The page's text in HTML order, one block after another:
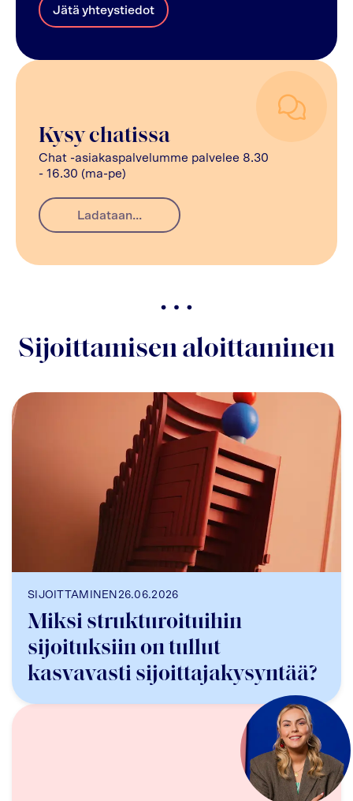
Kysy chatissa
Chat -asiakaspalvelumme palvelee 8.30
- 16.30 (ma-pe)
Ladataan...
Jätä yhteystiedot
Sijoittamisen aloittaminen
SIJOITTAMINEN 26.06.2026
Miksi strukturoituihin
sijoituksiin on tullut
kasvavasti sijoittajakysyntää?